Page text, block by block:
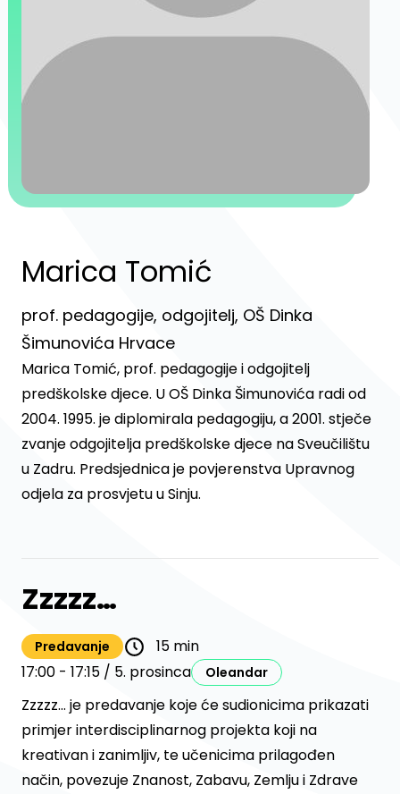
Marica Tomić
prof. pedagogije, odgojitelj, OŠ Dinka
Šimunovića Hrvace
Marica Tomić, prof. pedagogije i odgojitelj
predškolske djece. U OŠ Dinka Šimunovića radi od
2004. 1995. je diplomirala pedagogiju, a 2001. stječe
zvanje odgojitelja predškolske djece na Sveučilištu
u Zadru. Predsjednica je povjerenstva Upravnog
odjela za prosvjetu u Sinju.
Zzzzz…
Predavanje
15 min
17:00 - 17:15 / 5. prosinca
Oleandar
Zzzzz… je predavanje koje će sudionicima prikazati
primjer interdisciplinarnog projekta koji na
kreativan i zanimljiv, te učenicima prilagođen
način, povezuje Znanost, Zabavu, Zemlju i Zdrave